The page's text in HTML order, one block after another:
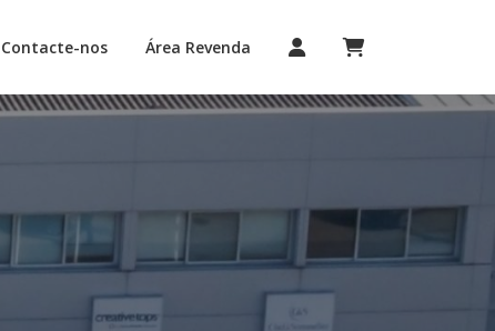
Contacte-nos Área Revenda